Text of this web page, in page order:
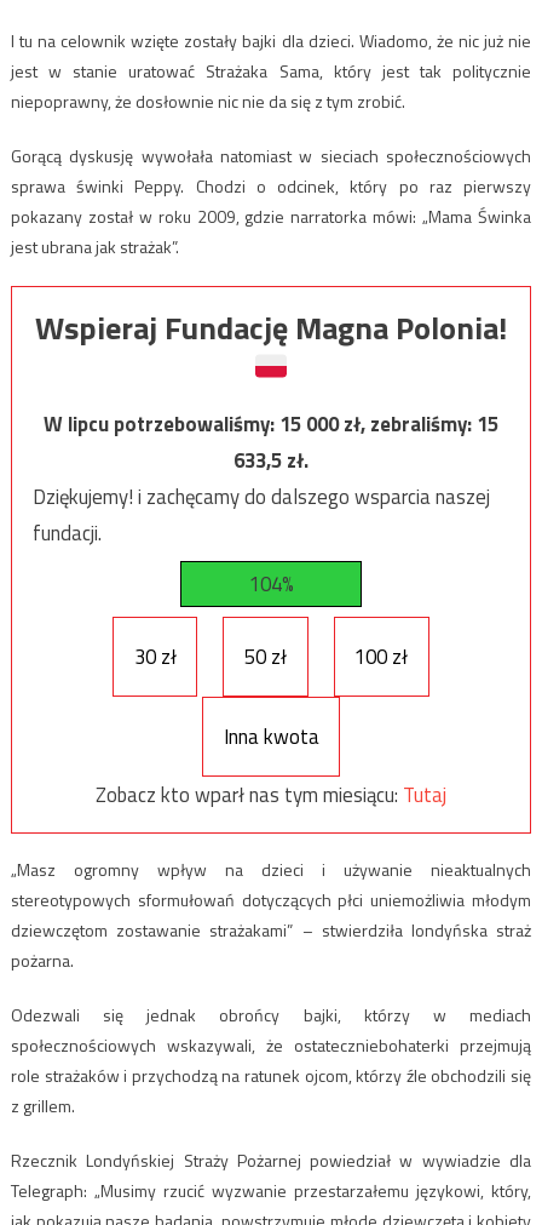
I tu na celownik wzięte zostały bajki dla dzieci. Wiadomo, że nic już nie
jest w stanie uratować Strażaka Sama, który jest tak politycznie
niepoprawny, że dosłownie nic nie da się z tym zrobić.
Gorącą dyskusję wywołała natomiast w sieciach społecznościowych
sprawa świnki Peppy. Chodzi o odcinek, który po raz pierwszy
pokazany został w roku 2009, gdzie narratorka mówi: „Mama Świnka
jest ubrana jak strażak”.
Wspieraj Fundację Magna Polonia!
W lipcu potrzebowaliśmy:15 000zł, zebraliśmy:15
633,5zł.
Dziękujemy! i zachęcamy do dalszego wsparcia naszej
fundacji.
104%
30 zł 50 zł 100 zł
Inna kwota
Zobacz kto wparł nas tym miesiącu: Tutaj
„Masz ogromny wpływ na dzieci i używanie nieaktualnych
stereotypowych sformułowań dotyczących płci uniemożliwia młodym
dziewczętom zostawanie strażakami” – stwierdziła londyńska straż
pożarna.
Odezwali się jednak obrońcy bajki, którzy w mediach
społecznościowych wskazywali, że ostateczniebohaterki przejmują
role strażaków i przychodzą na ratunek ojcom, którzy źle obchodzili się
z grillem.
Rzecznik Londyńskiej Straży Pożarnej powiedział w wywiadzie dla
Telegraph: „Musimy rzucić wyzwanie przestarzałemu językowi, który,